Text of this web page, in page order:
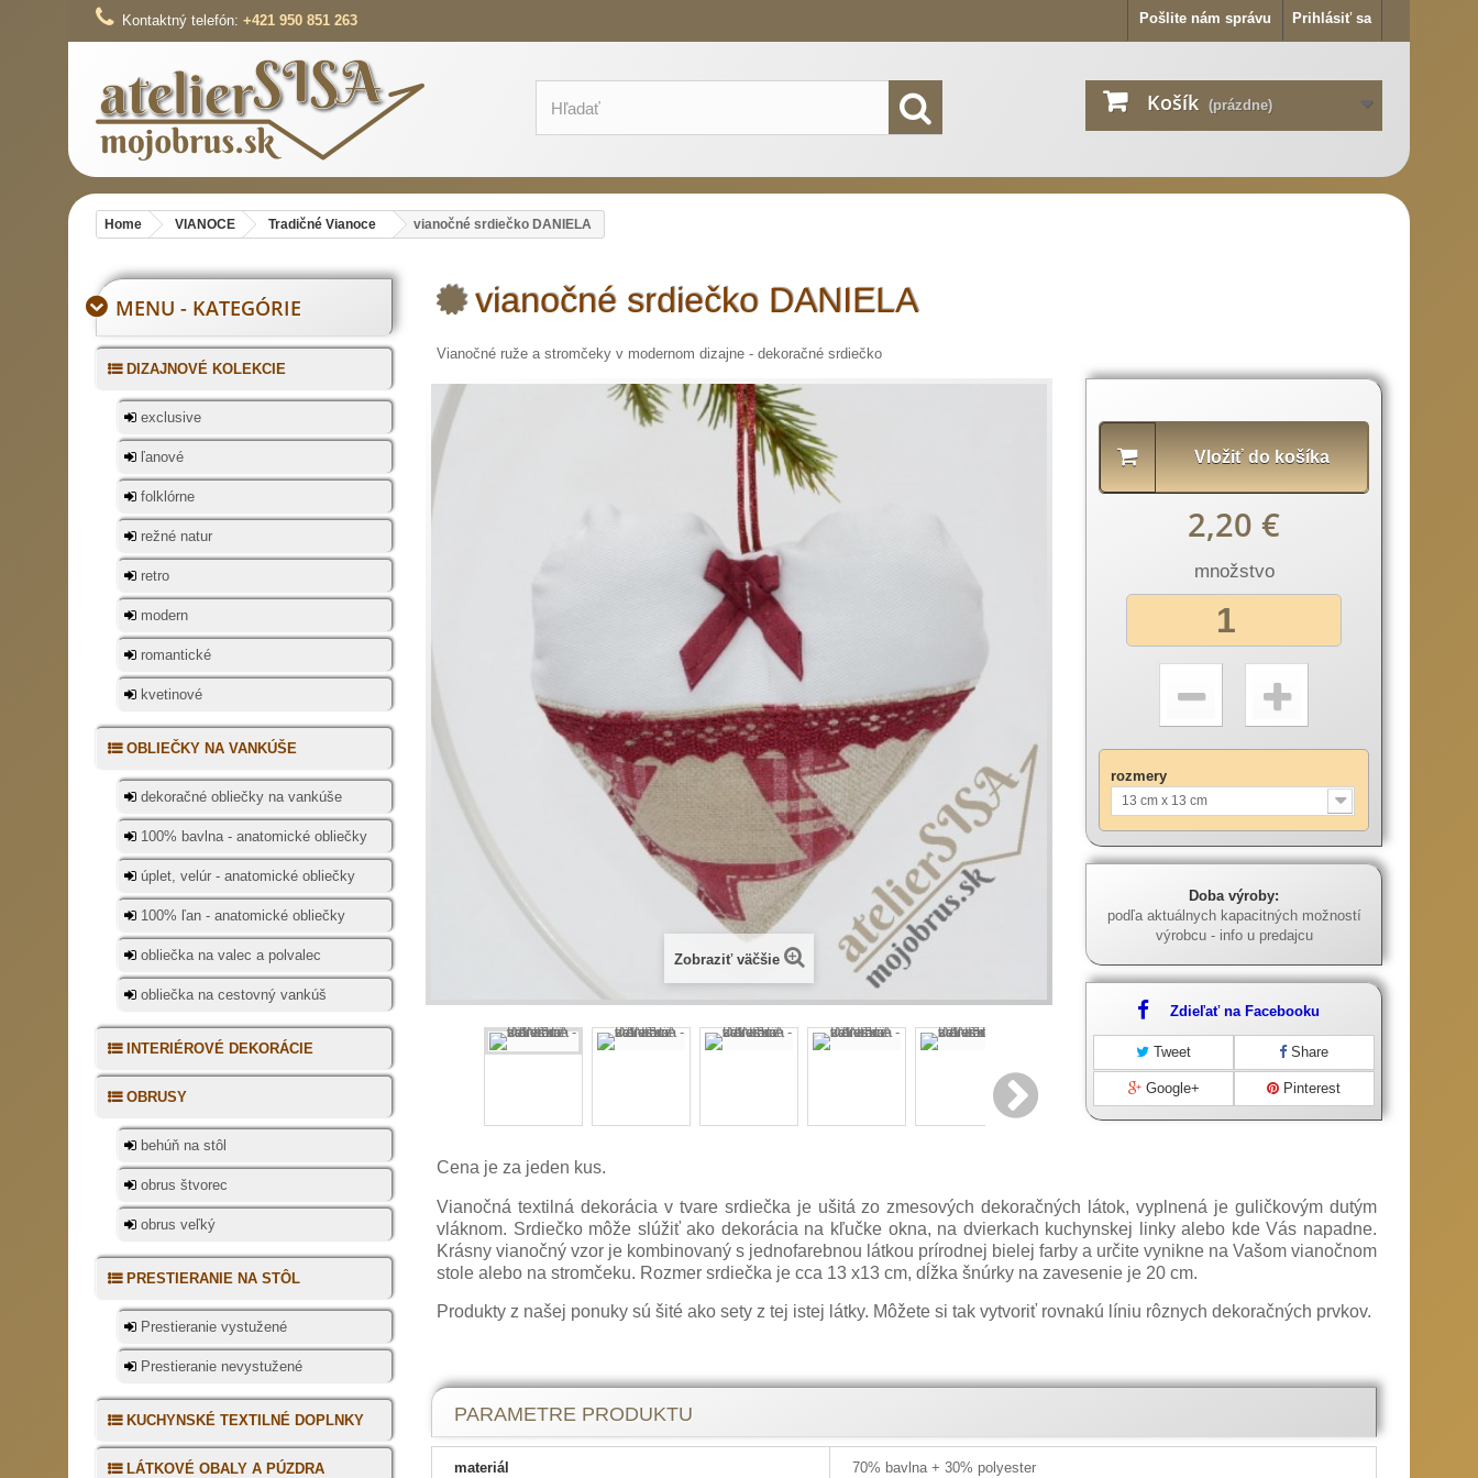
Prihlásiť sa
Pošlite nám správu
Kontaktný telefón: +421 950 851 263
Košík (prázdne)
Home VIANOCE Tradičné Vianoce vianočné srdiečko DANIELA
MENU - KATEGÓRIE
DIZAJNOVÉ KOLEKCIE
exclusive
ľanové
folklórne
režné natur
retro
modern
romantické
kvetinové
OBLIEČKY NA VANKÚŠE
dekoračné obliečky na vankúše
100% bavlna - anatomické obliečky
úplet, velúr - anatomické obliečky
100% ľan - anatomické obliečky
obliečka na valec a polvalec
obliečka na cestovný vankúš
INTERIÉROVÉ DEKORÁCIE
OBRUSY
behúň na stôl
obrus štvorec
obrus veľký
PRESTIERANIE NA STÔL
Prestieranie vystužené
Prestieranie nevystužené
KUCHYNSKÉ TEXTILNÉ DOPLNKY
LÁTKOVÉ OBALY A PÚZDRA
vianočné srdiečko DANIELA
Vianočné ruže a stromčeky v modernom dizajne - dekoračné srdiečko
Zobraziť väčšie
Vložiť do košíka
2,20 €
množstvo
rozmery
13 cm x 13 cm
Doba výroby:
podľa aktuálnych kapacitných možností
výrobcu - info u predajcu
Zdieľať na Facebooku
Tweet Share
Google+ Pinterest
produktu
Cena je za jeden kus.
Vianočná textilná dekorácia v tvare srdiečka je ušitá zo zmesových dekoračných látok, vyplnená je guličkovým dutým
vláknom. Srdiečko môže slúžiť ako dekorácia na kľučke okna, na dvierkach kuchynskej linky alebo kde Vás napadne.
Krásny vianočný vzor je kombinovaný s jednofarebnou látkou prírodnej bielej farby a určite vynikne na Vašom vianočnom
stole alebo na stromčeku. Rozmer srdiečka je cca 13 x13 cm, dĺžka šnúrky na zavesenie je 20 cm.
Produkty z našej ponuky sú šité ako sety z tej istej látky. Môžete si tak vytvoriť rovnakú líniu rôznych dekoračných prvkov.
Retro vianočná výzdoba v tradičných zemitých odtieňoch
Spojenie prírodných odtieňov a kvalitných materiálov vyzdvihuje tradičné remeselné techniky. Tento štýl vianočnej
PARAMETRE PRODUKTU
materiál 70% bavlna + 30% polyester